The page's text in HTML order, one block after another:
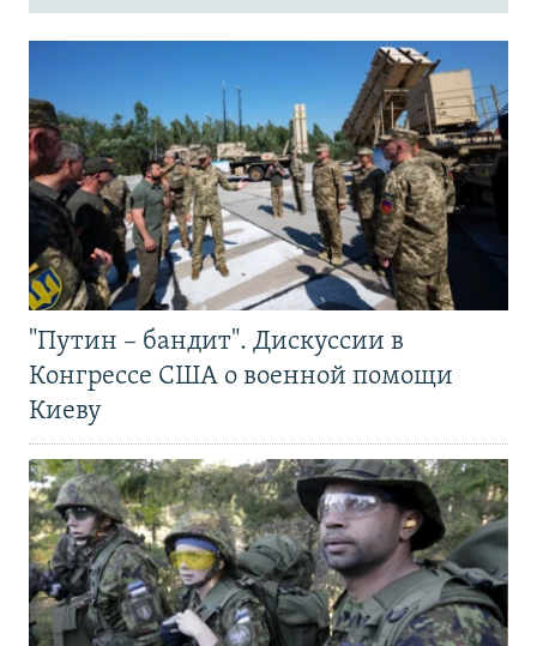
"Путин – бандит". Дискуссии в
Конгрессе США о военной помощи
Киеву